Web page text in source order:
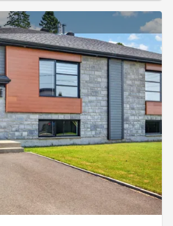
pieds et une
chauffage et cli